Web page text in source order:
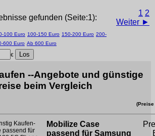
gefunden (Seite:1):
1 2
Weiter ►
100 Euro 100-150 Euro 150-200 Euro 200-
600 Euro Ab 600 Euro
€
--Angebote und günstige
beim Vergleich
(Preise
Mobilize Case
passend für Samsung